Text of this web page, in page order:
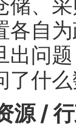
各自
出问
了什
源 /